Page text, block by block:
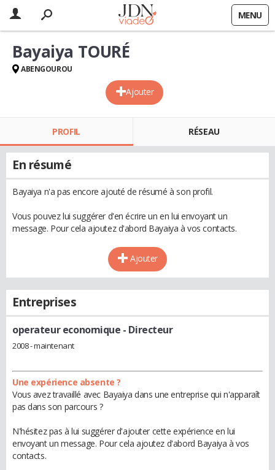
MENU
Ajouter
Bayaiya TOURÉ
ABENGOUROU
PROFIL RÉSEAU
En résumé
Bayaiya n'a pas encore ajouté de résumé à son profil.
Vous pouvez lui suggérer d'en écrire un en lui envoyant un
message. Pour cela ajoutez d'abord Bayaiya à vos contacts.
Ajouter
Entreprises
operateur economique - Directeur
2008 - maintenant
Une expérience absente ?
Vous avez travaillé avec Bayaiya dans une entreprise qui n'apparaît
pas dans son parcours ?
N'hésitez pas à lui suggérer d'ajouter cette expérience en lui
envoyant un message. Pour cela ajoutez d'abord Bayaiya à vos
contacts.